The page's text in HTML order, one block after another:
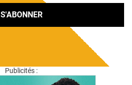
S'ABONNER
Publicités :